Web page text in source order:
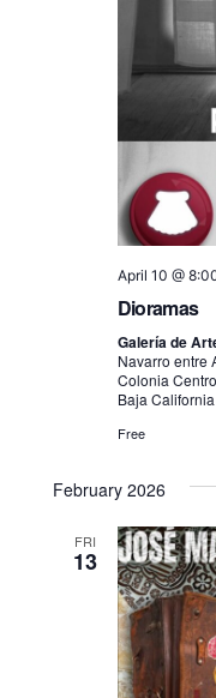
April 10 @
Dioramas
Galería de
Navarro entre
Colonia
Baja
Free
February 2026
FRI
13